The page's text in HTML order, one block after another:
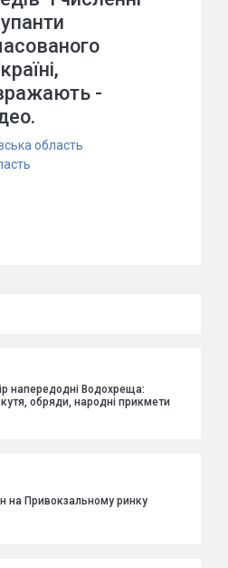
-
область
напередодні Водохреща:
обряди, народні прикмети
на Привокзальному ринку